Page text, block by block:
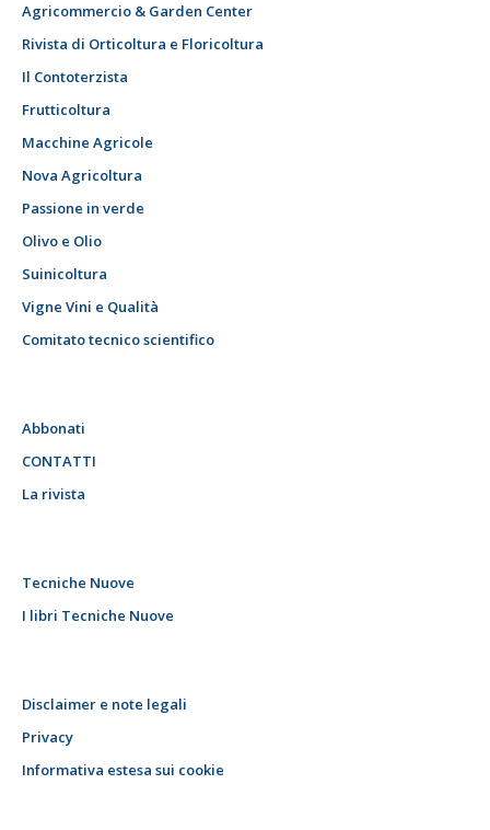
Agricommercio & Garden Center
Rivista di Orticoltura e Floricoltura
Il Contoterzista
Frutticoltura
Macchine Agricole
Nova Agricoltura
Passione in verde
Olivo e Olio
Suinicoltura
Vigne Vini e Qualità
Comitato tecnico scientifico
Abbonati
CONTATTI
La rivista
Tecniche Nuove
I libri Tecniche Nuove
Disclaimer e note legali
Privacy
Informativa estesa sui cookie